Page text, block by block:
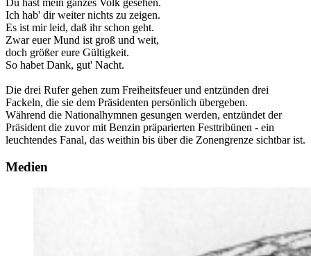
Ich hab' dir weiter nichts zu zeigen.
Es ist mir leid, daß ihr schon geht.
Zwar euer Mund ist groß und weit,
doch größer eure Gültigkeit.
So habet Dank, gut' Nacht.
Die drei Rufer gehen zum Freiheitsfeuer und entzünden drei
Fackeln, die sie dem Präsidenten persönlich übergeben.
Während die Nationalhymnen gesungen werden, entzündet der
Präsident die zuvor mit Benzin präparierten Festtribünen - ein
leuchtendes Fanal, das weithin bis über die Zonengrenze sichtbar ist.
Medien